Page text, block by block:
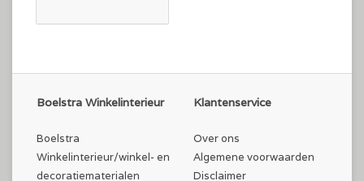
Boelstra Winkelinterieur
Boelstra
Winkelinterieur/winkel- en
decoratiematerialen
Klantenservice
Over ons
Algemene voorwaarden
Disclaimer